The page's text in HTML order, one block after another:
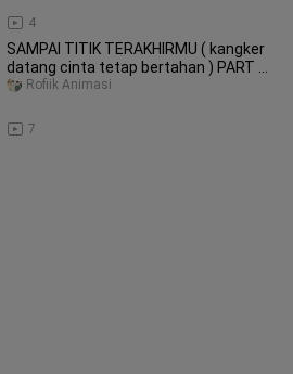
4
SAMPAI TITIK TERAKHIRMU ( kangker
datang cinta tetap bertahan ) PART 02
- drama animasi
7
Rofiik Animasi